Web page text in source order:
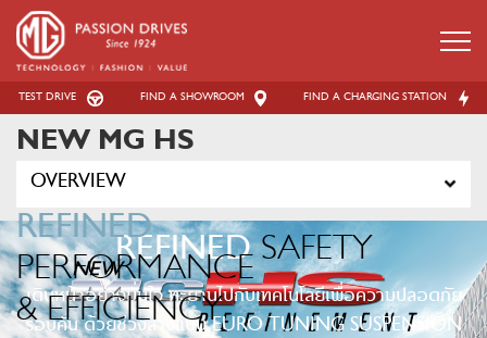
x
Please enter your information
Name*
TEST DRIVE FIND A SHOWROOM FIND A CHARGING STATION
NEW MG HS
OVERVIEW
REFINED
PERFORMANCE
& EFFICIENCY
REFINEDSAFETY
เดินหน้าอย่างมั่นใจ ทะยานไปกับเทคโนโลยีเพื่อความปลอดภัย
รอบคัน ด้วยช่วงล่างแบบ EURO TUNING SUSPENSION